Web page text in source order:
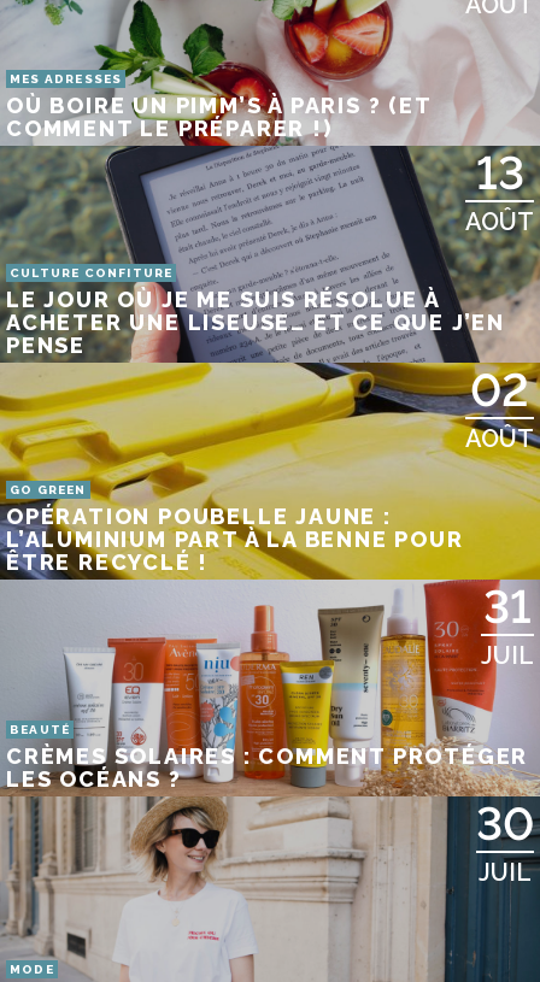
MES ADRESSES
OÙ BOIRE UN PIMM’S À PARIS ? (ET
COMMENT LE PRÉPARER !)
13
AOÛT
CULTURE CONFITURE
LE JOUR OÙ JE ME SUIS RÉSOLUE À
ACHETER UNE LISEUSE… ET CE QUE J’EN
PENSE
02
AOÛT
GO GREEN
OPÉRATION POUBELLE JAUNE :
L’ALUMINIUM PART À LA BENNE POUR
ÊTRE RECYCLÉ !
31
JUIL
BEAUTÉ
CRÈMES SOLAIRES : COMMENT PROTÉGER
LES OCÉANS ?
30
JUIL
MODE